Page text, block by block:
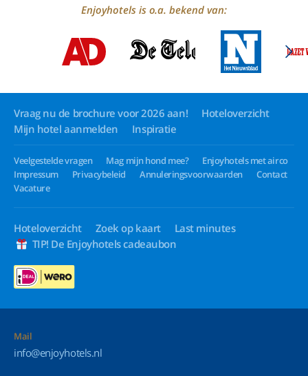
Enjoyhotels is o.a. bekend van:
Vraag nu de brochure voor 2026 aan!
Hoteloverzicht
Mijn hotel aanmelden
Inspiratie
Veelgestelde vragen Mag mijn hond mee?
Enjoyhotels met airco
Impressum
Privacybeleid Annuleringsvoorwaarden
Contact
Vacature
Hoteloverzicht Zoek op kaart
Last minutes
TIP! De Enjoyhotels cadeaubon
Mail
info@enjoyhotels.nl